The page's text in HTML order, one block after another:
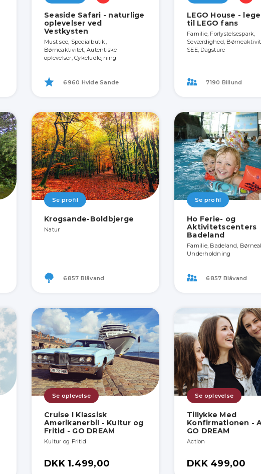
Seaside Safari - naturlige
oplevelser ved
Vestkysten
Must see, Specialbutik,
Børneaktivitet, Autentiske
oplevelser, Cykeludlejning
6960 Hvide Sande
LEGO House -
til LEGO fans
Familie, Forlystelsespark,
Seværdighed,
SEE, Dagsture
7190 Billund
Se profil
Krogsande-Boldbjerge
Natur
6857 Blåvand
Se profil
Ho Ferie- og
Aktivitetscenters
Badeland
Familie, Badeland,
Underholdning
6857 Blåvand
Se oplevelse
Cruise I Klassisk
Amerikanerbil - Kultur og
Fritid - GO DREAM
Kultur og Fritid
DKK 1.499,00
Se oplevelse
Tillykke Med
Konfirmationen -
GO DREAM
Action
DKK 499,00